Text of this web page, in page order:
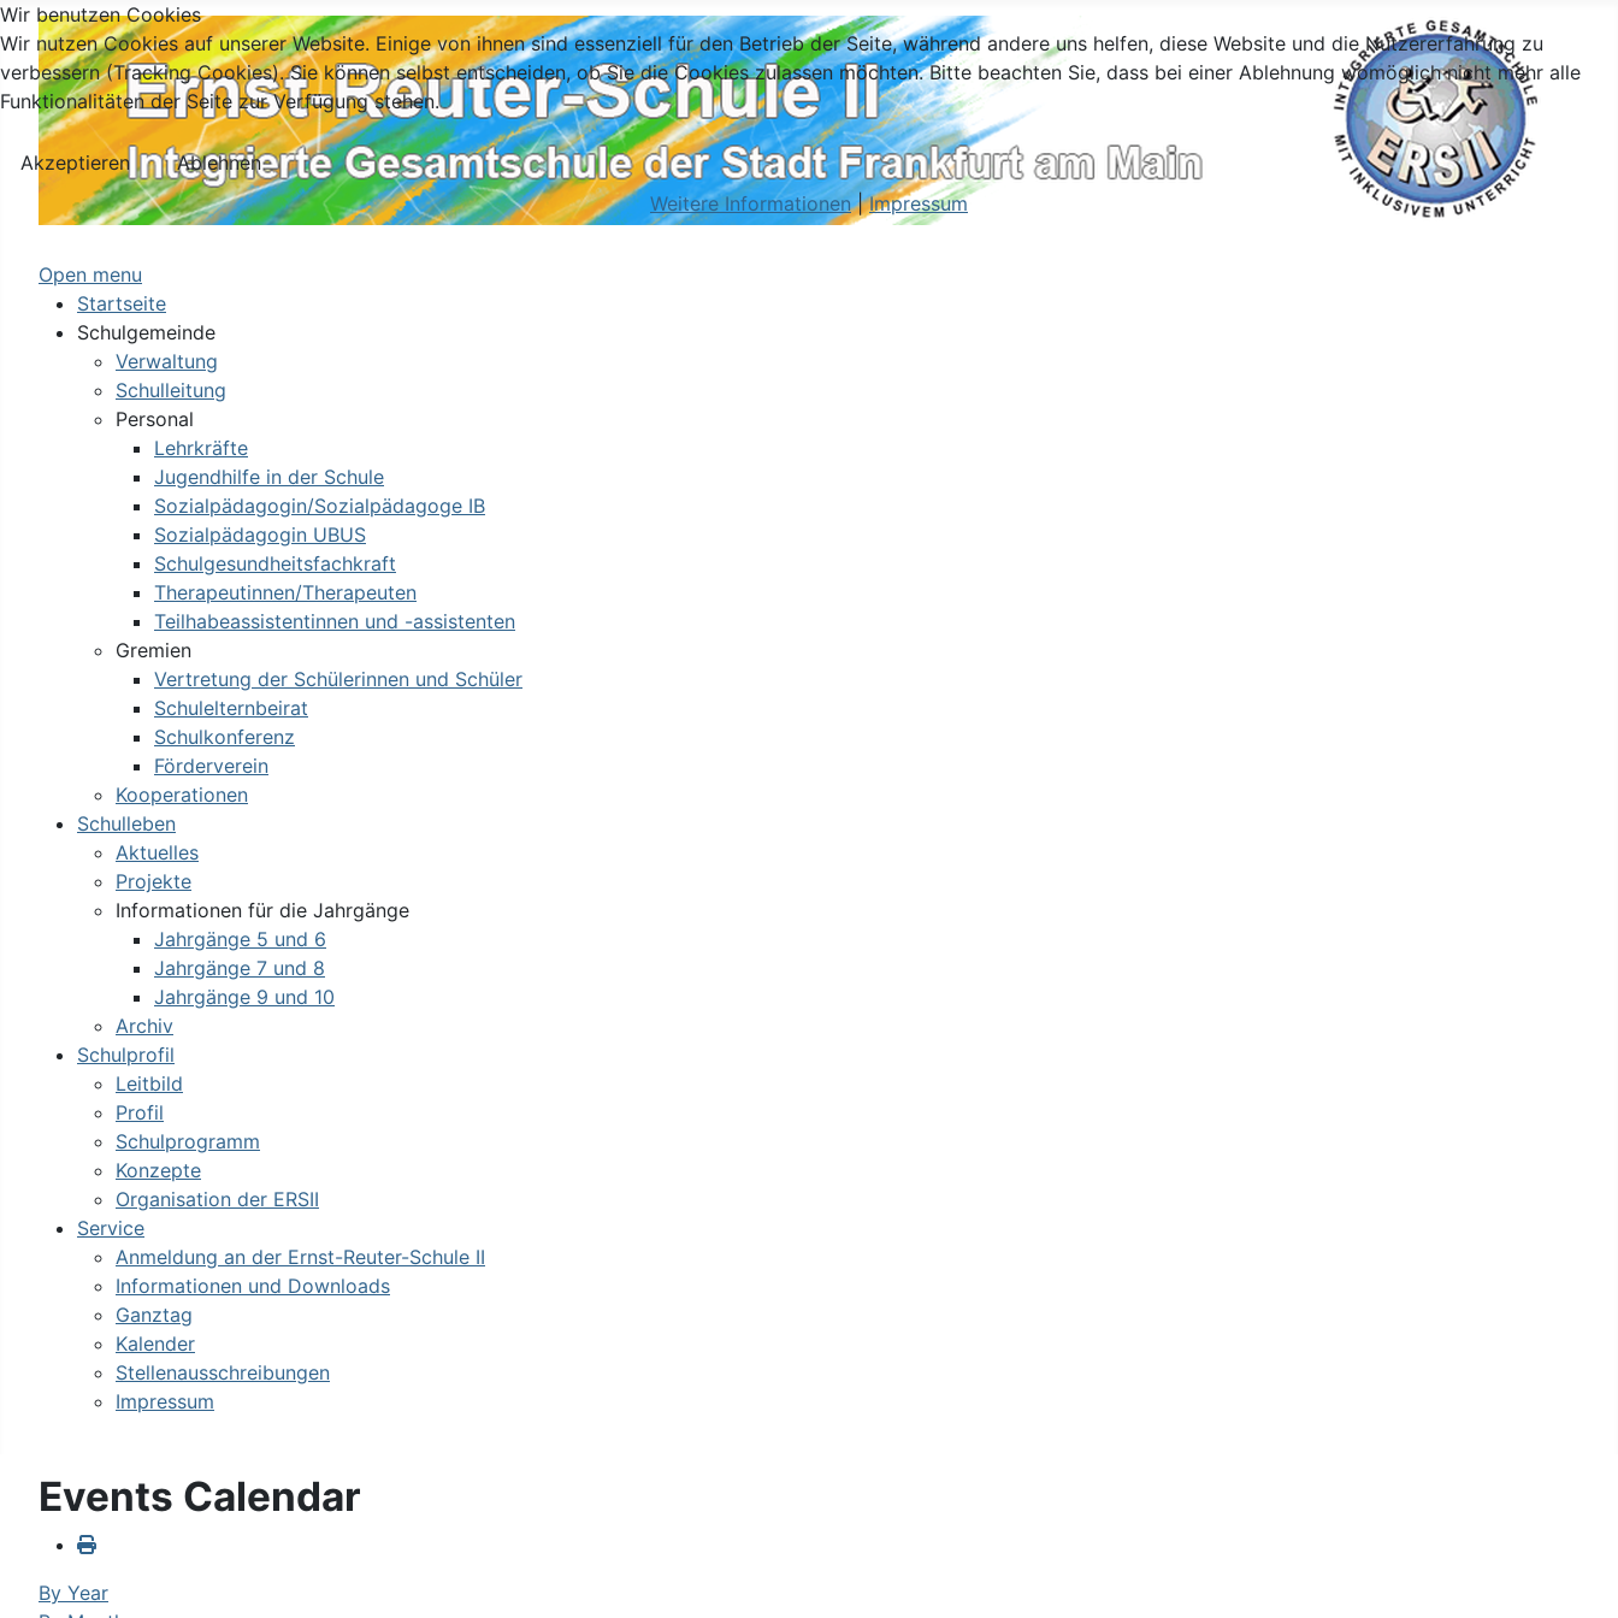
Open menu
Startseite
Schulgemeinde
Verwaltung
Schulleitung
Personal
Lehrkräfte
Jugendhilfe in der Schule
Sozialpädagogin/Sozialpädagoge IB
Sozialpädagogin UBUS
Schulgesundheitsfachkraft
Therapeutinnen/Therapeuten
Teilhabeassistentinnen und -assistenten
Gremien
Vertretung der Schülerinnen und Schüler
Schulelternbeirat
Schulkonferenz
Förderverein
Kooperationen
Schulleben
Aktuelles
Projekte
Informationen für die Jahrgänge
Jahrgänge 5 und 6
Jahrgänge 7 und 8
Jahrgänge 9 und 10
Archiv
Schulprofil
Leitbild
Profil
Schulprogramm
Konzepte
Organisation der ERSII
Service
Anmeldung an der Ernst-Reuter-Schule II
Informationen und Downloads
Ganztag
Kalender
Stellenausschreibungen
Impressum
Events Calendar
By Year
Wir benutzen Cookies
Wir nutzen Cookies auf unserer Website. Einige von ihnen sind essenziell für den Betrieb der Seite, während andere uns helfen, diese Website und die Nutzererfahrung zu
verbessern (Tracking Cookies). Sie können selbst entscheiden, ob Sie die Cookies zulassen möchten. Bitte beachten Sie, dass bei einer Ablehnung womöglich nicht mehr alle
Funktionalitäten der Seite zur Verfügung stehen.
Akzeptieren
Ablehnen
Weitere Informationen|Impressum